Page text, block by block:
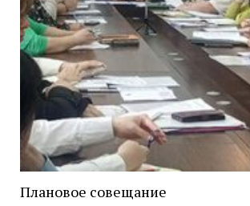
Плановое совещание